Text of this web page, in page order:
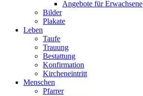
Angebote für Erwachsene
Bilder
Plakate
Leben
Taufe
Trauung
Bestattung
Konfirmation
Kircheneintritt
Menschen
Pfarrer